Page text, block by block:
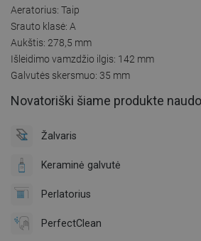
Aeratorius: Taip
Srauto klasė: A
Aukštis: 278,5 mm
Išleidimo vamzdžio ilgis: 142 mm
Galvutės skersmuo: 35 mm
Novatoriški šiame produkte
Žalvaris
Keraminė galvutė
Perlatorius
PerfectClean